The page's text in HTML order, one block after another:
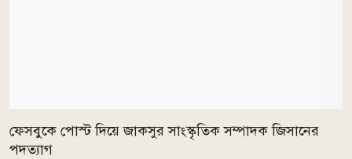
ফেসবুকে পোস্ট দিয়ে জাকসুর সাংস্কৃতিক সম্পাদক জিসানের
পদত্যাগ